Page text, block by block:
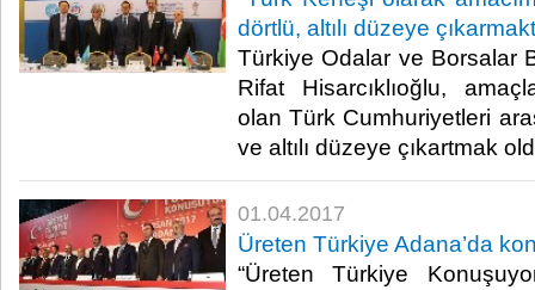
dörtlü, altılı düzeye
Türkiye Odalar ve Borsalar
Rifat Hisarcıklıoğlu,
olan Türk Cumhuriyetleri
ve altılı düzeye çıkartmak
01.04.2017
Üreten Türkiye Adana’da
“Üreten Türkiye